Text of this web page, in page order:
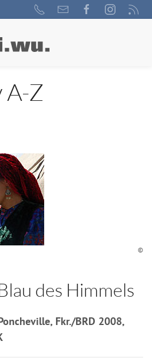
A-Z
©
des Himmels
Fkr./BRD 2008,